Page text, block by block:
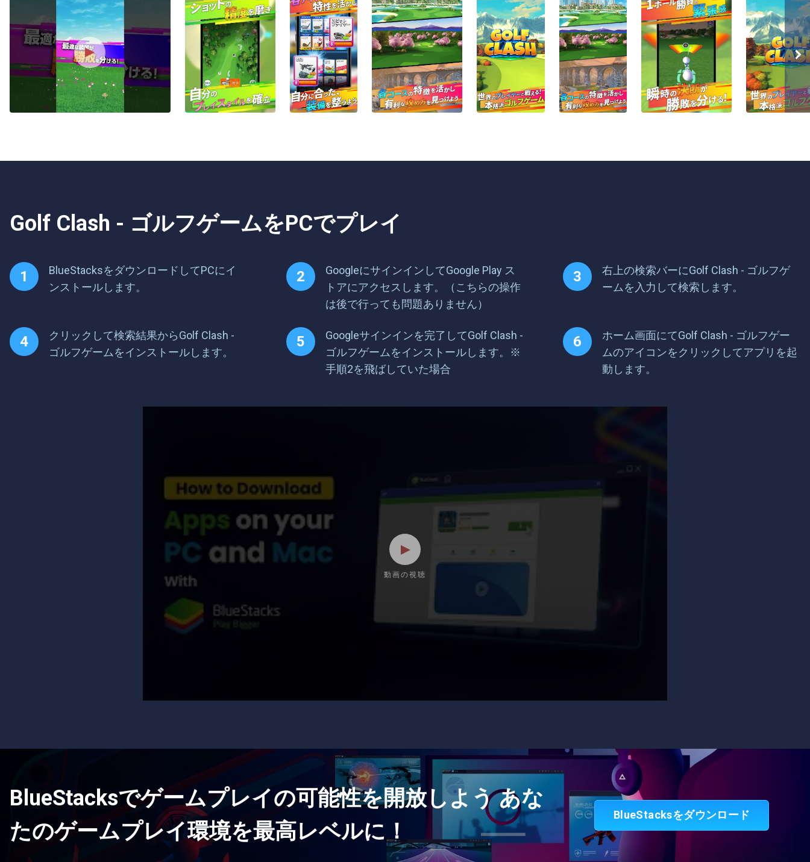
Golf Clash - ゴルフゲームをPCでプレイ
BlueStacksをダウンロードしてPCにイ
ンストールします。
GoogleにサインインしてGoogle Play ス
トアにアクセスします。（こちらの操作
は後で行っても問題ありません）
右上の検索バーにGolf Clash - ゴルフゲ
ームを入力して検索します。
クリックして検索結果からGolf Clash -
ゴルフゲームをインストールします。
Googleサインインを完了してGolf Clash -
ゴルフゲームをインストールします。※
手順2を飛ばしていた場合
ホーム画面にてGolf Clash - ゴルフゲー
ムのアイコンをクリックしてアプリを起
動します。
動画の視聴
BlueStacksでゲームプレイの可能性を開放しよう あな
たのゲームプレイ環境を最高レベルに！
BlueStacksをダウンロード